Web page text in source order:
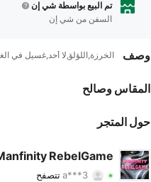
تم البيع بواسطة شي إن
السفن من شي إن
وصف الخرزة,اللؤلؤ,لا أحد,غسيل في الغسالة
المقاس وصالح
حول المتجر
RebelGame
تتصفح
4.82 تقييم 7.2Kقطع